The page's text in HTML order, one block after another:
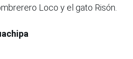
Loco y el gato Risón.